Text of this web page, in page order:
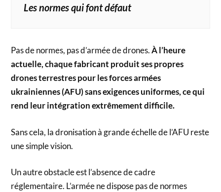
Les normes qui font défaut
Pas de normes, pas d’armée de drones.À l’heure
actuelle, chaque fabricant produit ses propres
drones terrestres pour les forces armées
ukrainiennes (AFU) sans exigences uniformes, ce qui
rend leur intégration extrêmement difficile.
Sans cela, la dronisation à grande échelle de l’AFU reste
une simple vision.
Un autre obstacle est l’absence de cadre
réglementaire. L’armée ne dispose pas de normes